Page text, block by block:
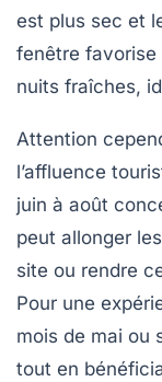
est plus sec et
fenêtre favorise
nuits fraîches,
Attention
l’affluence
juin à août
peut allonger
site ou rendre
Pour une
mois de mai ou
tout en